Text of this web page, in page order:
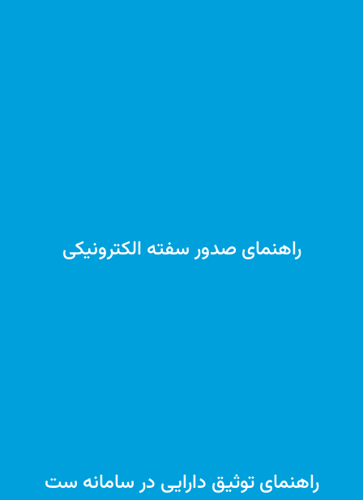
راهنمای صدور سفته الکترونیکی
راهنمای توثیق دارایی در سامانه ست